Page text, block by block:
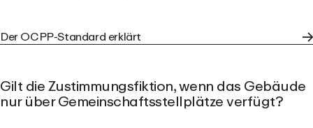
Der OCPP-Standard erklärt
Gilt die Zustimmungsfiktion, wenn das Gebäude
nur über Gemeinschaftsstellplätze verfügt?